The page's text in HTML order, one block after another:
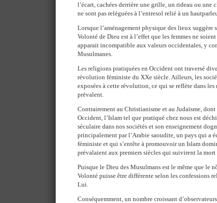
l’écart, cachées derrière une grille, un rideau ou
ne sont pas reléguées à l’entresol relié à un
Lorsque l’aménagement physique des lieux suggère
Volonté de Dieu est à l’effet que les femmes ne
apparait incompatible aux valeurs occidentales, y
Musulmanes.
Les religions pratiquées en Occident ont traversé
révolution féministe du XXe siècle. Ailleurs, les
exposées à cette révolution, ce qui se reflète dans
prévalent.
Contrairement au Christianisme et au Judaïsme, dont
Occident, l’Islam tel que pratiqué chez nous est
séculaire dans nos sociétés et son enseignement
principalement par l’Arabie saoudite, un pays qui a
féministe et qui s’entête à promouvoir un Islam
prévalaient aux premiers siècles qui suivirent la
Puisque le Dieu des Musulmans est le même que le
Volonté puisse être différente selon les confessions
Lui.
Conséquemment, un nombre croissant